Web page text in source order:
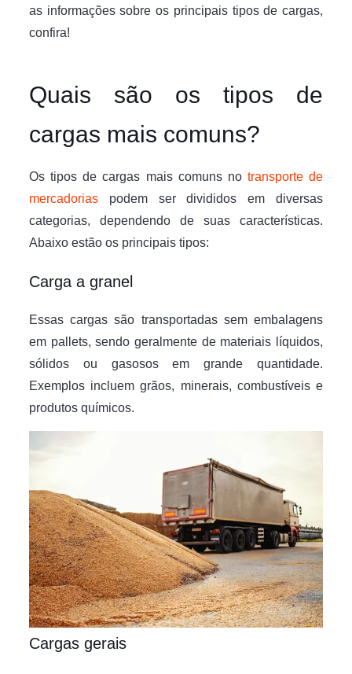
as informações sobre os principais tipos de cargas,
confira!
Quais são os tipos de
cargas mais comuns?
Os tipos de cargas mais comuns notransporte de
mercadoriaspodem ser divididos em diversas
categorias, dependendo de suas características.
Abaixo estão os principais tipos:
Carga a granel
Essas cargas são transportadas sem embalagens
em pallets, sendo geralmente de materiais líquidos,
sólidos ou gasosos em grande quantidade.
Exemplos incluem grãos, minerais, combustíveis e
produtos químicos.
Cargas gerais